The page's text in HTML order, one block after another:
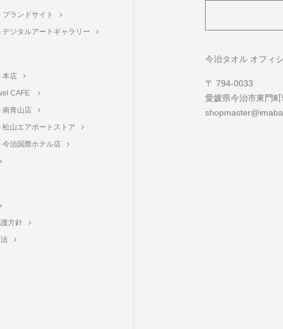
ランドサイト
デジタルアートギャラリー
本店
CAFE
南青山店
松山エアポートストア
今治国際ホテル店
方針
今治タオル オフィ
〒 794-0033
愛媛県今治市東門